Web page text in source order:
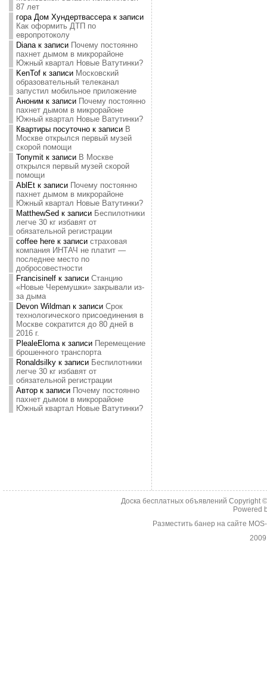
87 лет
гора Дом Хундертвассерак записи
Как оформить ДТП по
европротоколу
Dianaк записи Почему постоянно
пахнет дымом в микрорайоне
Южный квартал Новые Ватутинки?
KenTofк записи Московский
образовательный телеканал
запустил мобильное приложение
Аноним к записи Почему постоянно
пахнет дымом в микрорайоне
Южный квартал Новые Ватутинки?
Квартиры посуточнок записи В
Москве открылся первый музей
скорой помощи
Tonymitк записи В Москве
открылся первый музей скорой
помощи
AblEtк записи Почему постоянно
пахнет дымом в микрорайоне
Южный квартал Новые Ватутинки?
MatthewSed к записи Беспилотники
легче 30 кг избавят от
обязательной регистрации
coffee hereк записи страховая
компания ИНТАЧ не платит —
последнее место по
добросовестности
Francisinelfк записи Станцию
«Новые Черемушки» закрывали из-
за дыма
Devon Wildmanк записи Срок
технологического присоединения в
Москве сократится до 80 дней в
2016 г.
PlealeElomaк записи Перемещение
брошенного транспорта
Ronaldsilkyк записи Беспилотники
легче 30 кг избавят от
обязательной регистрации
Авторк записи Почему постоянно
пахнет дымом в микрорайоне
Южный квартал Новые Ватутинки?
Доска бесплатных объявлений Copyright
Powered
Разместить банер на сайте